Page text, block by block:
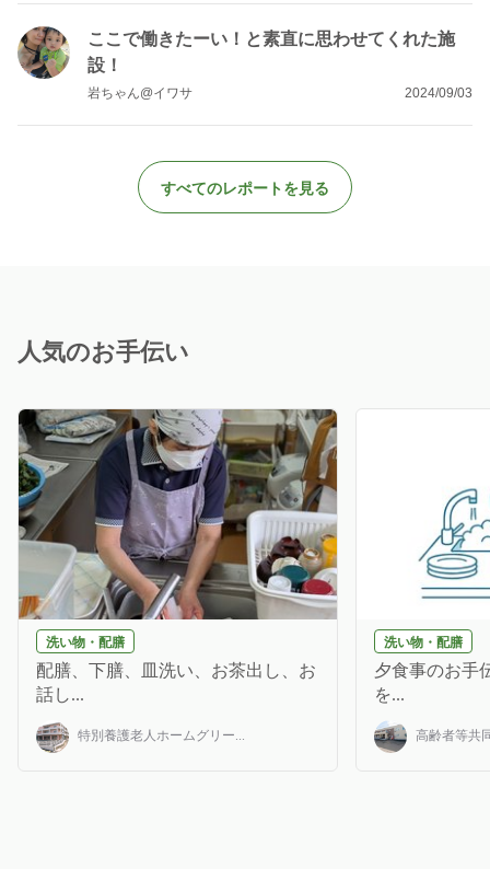
ここで働きたーい！と素直に思わせてくれた施
設！
岩ちゃん@イワサ 2024/09/03
すべてのレポートを見る
人気のお手伝い
洗い物・配膳
配膳、下膳、皿洗い、お茶出し、お
話し...
特別養護老人ホームグリー...
洗い物・配膳
夕食事のお手
を...
高齢者等共